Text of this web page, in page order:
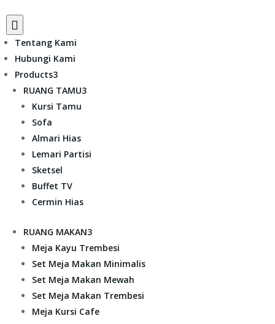

Tentang Kami
Hubungi Kami
Products3
RUANG TAMU3
Kursi Tamu
Sofa
Almari Hias
Lemari Partisi
Sketsel
Buffet TV
Cermin Hias
RUANG MAKAN3
Meja Kayu Trembesi
Set Meja Makan Minimalis
Set Meja Makan Mewah
Set Meja Makan Trembesi
Meja Kursi Cafe